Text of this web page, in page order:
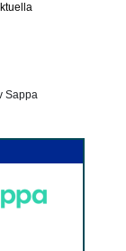
Sappa